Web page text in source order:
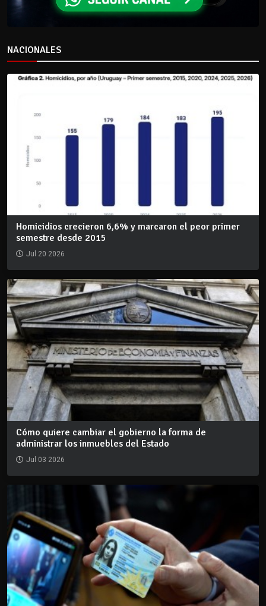
NACIONALES
Homicidios crecieron 6,6% y marcaron el peor primer
semestre desde 2015
Jul 20 2026
Cómo quiere cambiar el gobierno la forma de
administrar los inmuebles del Estado
Jul 03 2026